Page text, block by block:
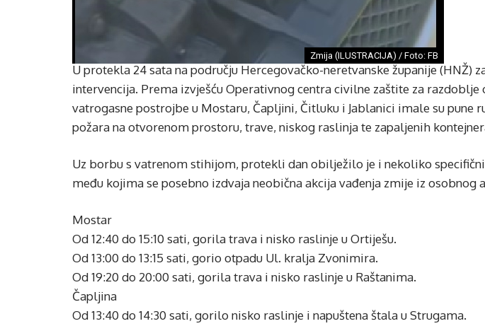
Zmija (ILUSTRACIJA) / Foto: FB
U protekla 24 sata na području Hercegovačko-neretvanske županije (HNŽ)
intervencija. Prema izvješću Operativnog centra civilne zaštite za razdoblje
vatrogasne postrojbe u Mostaru, Čapljini, Čitluku i Jablanici imale su pune
požara na otvorenom prostoru, trave, niskog raslinja te zapaljenih
Uz borbu s vatrenom stihijom, protekli dan obilježilo je i nekoliko
među kojima se posebno izdvaja neobična akcija vađenja zmije iz osobnog
Mostar
Od 12:40 do 15:10 sati, gorila trava i nisko raslinje u Ortiješu.
Od 13:00 do 13:15 sati, gorio otpadu Ul. kralja Zvonimira.
Od 19:20 do 20:00 sati, gorila trava i nisko raslinje u Raštanima.
Čapljina
Od 13:40 do 14:30 sati, gorilo nisko raslinje i napuštena štala u Strugama.